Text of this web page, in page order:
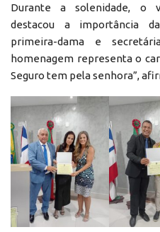
Durante a solenidade, o
destacou a importância
primeira-dama e
homenagem representa o
Seguro tem pela senhora”,